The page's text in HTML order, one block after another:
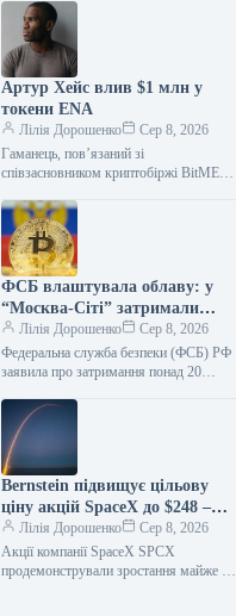
Артур Хейс влив $1 млн у
токени ENA
Лілія Дорошенко
Сер 8, 2026
Гаманець, пов’язаний зі
співзасновником криптобіржі BitMEX
Maelstrom Артуром Хейсом (Arthur
Hayes), придбав 10,9 мільйона токенів
ENA…
ФСБ влаштувала облаву: у
“Москва-Сіті” затримали
співробітників
криптообмінників
Лілія Дорошенко
Сер 8, 2026
Федеральна служба безпеки (ФСБ) РФ
заявила про затримання понад 20
бізнес-центрі «Москва-Сіті». Їх
підозрюють у допомозі шахраям.…
Bernstein підвищує цільову
ціну акцій SpaceX до $248 –
ринок реагує зростанням
Лілія Дорошенко
Сер 8, 2026
Акції компанії SpaceX SPCX
продемонстрували зростання майже на